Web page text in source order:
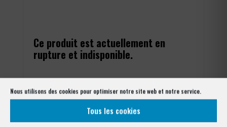
Nous utilisons des cookies pour optimiser notre site web et notre service.
Tous les cookies
Ce produit est actuellement en
rupture et indisponible.